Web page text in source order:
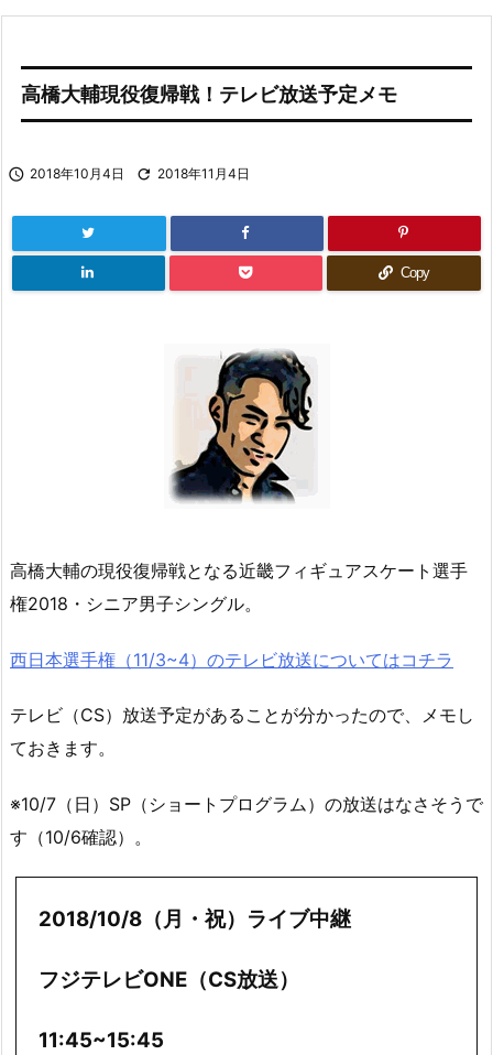
高橋大輔現役復帰戦！テレビ放送予定メモ
 2018年10月4日  2018年11月4日
Copy
高橋大輔の現役復帰戦となる近畿フィギュアスケート選手
権2018・シニア男子シングル。
西日本選手権（11/3~4）のテレビ放送についてはコチラ
テレビ（CS）放送予定があることが分かったので、メモし
ておきます。
※10/7（日）SP（ショートプログラム）の放送はなさそうで
す（10/6確認）。
2018/10/8（月・祝）ライブ中継
フジテレビONE（CS放送）
11:45~15:45